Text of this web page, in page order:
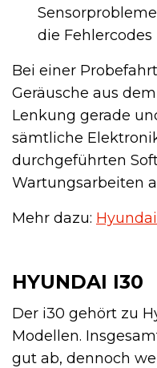
die
Bei einer
Geräusche aus
Lenkung gerade
sämtliche
durchgeführten
Wartungsarbeiten
Mehr dazu:
HYUNDAI I30
Der i30 gehört zu
Modellen.
gut ab, dennoch